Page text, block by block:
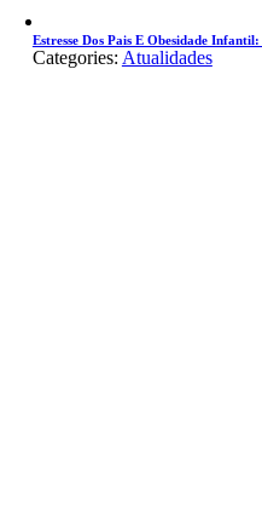
Estresse Dos Pais E Obesidade
Categories: Atualidades